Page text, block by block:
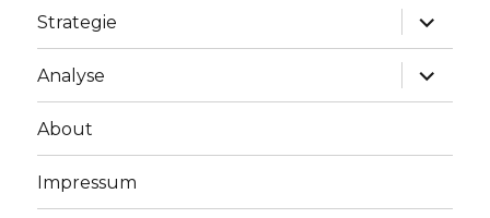
Strategie
Analyse
About
Impressum